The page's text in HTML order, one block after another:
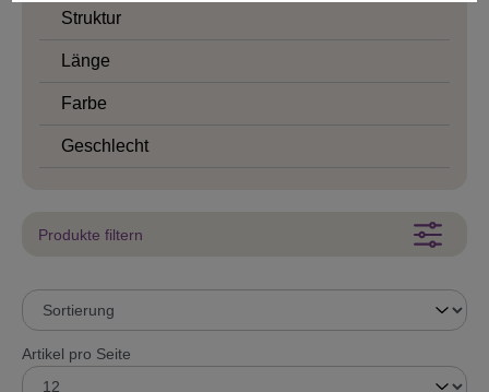
Struktur
Länge
Farbe
Geschlecht
Produkte filtern
Artikel pro Seite